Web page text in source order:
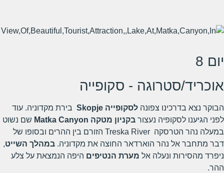
יום 8
אוכריד/סטרוגה - סקופייה
הבוקר נצא בדרכינו צפונה לסקופייה Skopje בירת מקדוניה. עוד
לפני הגיענו לסקופיה נעצור בקניון מטקה Matka Canyon
שם נשוט
במעלה נהר הטרסקה Treska River הזורם בין ההרים ובסופו של
דבר מתחבר אל נהר הוארדאר החוצה את מקדוניה. במהלך השייט,
ניפרד מהסירות ונעלה אל מערת הנטיפים היפה הנמצאת על צלע
ההר.